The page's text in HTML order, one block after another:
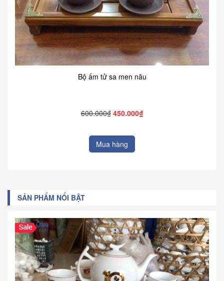
Bộ ấm tử sa men nâu
600.000₫ 450.000₫
Mua hàng
SẢN PHẨM NỔI BẬT